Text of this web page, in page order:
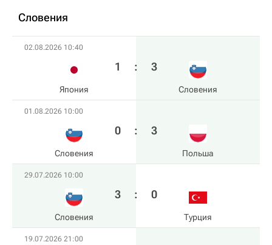
Словения
02.08.2026 10:40
Япония
1 : 3
Словения
01.08.2026 10:00
Словения
0 : 3
Польша
29.07.2026 10:00
Словения
3 : 0
Турция
19.07.2026 21:00